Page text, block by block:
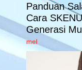
Panduan
Cara
Generasi
mel